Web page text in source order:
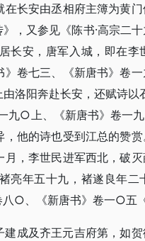
长安由丞相府主簿为黄
，又参见《陈书·高宗二
长安，唐军入城，即在
卷七三、《新唐书》卷
洛阳奔赴长安，还赋诗以
九○上、《新唐书》卷一
他的诗也受到江总的赞
，李世民进军西北，破
年五十九，褚遂良年二
○、《新唐书》卷一○五
成及齐王元吉府第，如